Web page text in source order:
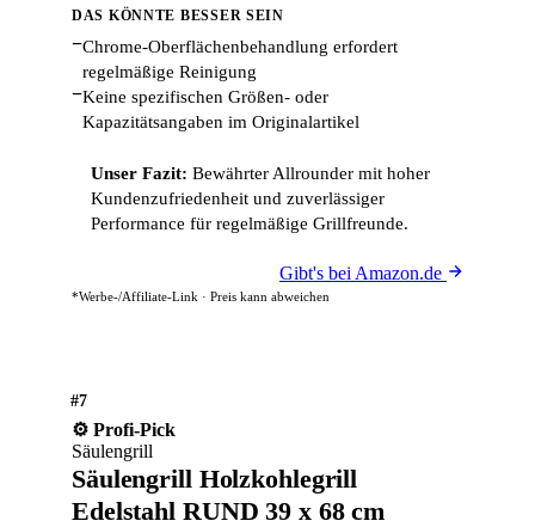
DAS KÖNNTE BESSER SEIN
−Chrome-Oberflächenbehandlung erfordert
regelmäßige Reinigung
−Keine spezifischen Größen- oder
Kapazitätsangaben im Originalartikel
Unser Fazit: Bewährter Allrounder mit hoher
Kundenzufriedenheit und zuverlässiger
Performance für regelmäßige Grillfreunde.
Gibt's bei Amazon.de
*Werbe-/Affiliate-Link · Preis kann abweichen
#7
⚙️ Profi-Pick
Säulengrill
Säulengrill Holzkohlegrill
Edelstahl RUND 39 x 68 cm